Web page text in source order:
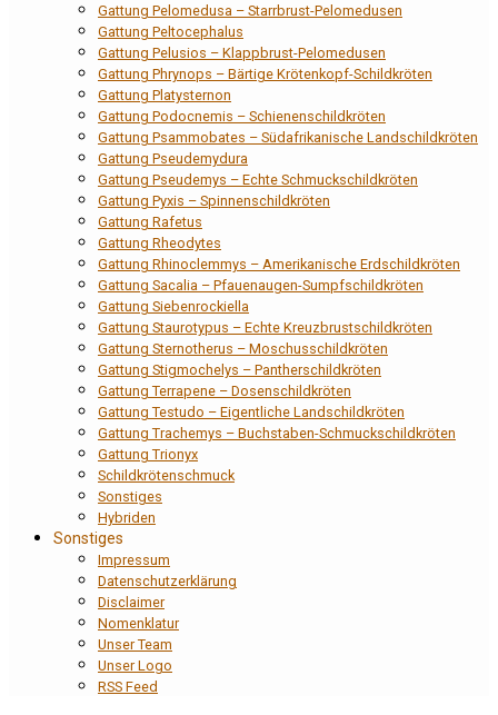
Gattung Pelomedusa – Starrbrust-Pelomedusen
Gattung Peltocephalus
Gattung Pelusios – Klappbrust-Pelomedusen
Gattung Phrynops – Bärtige Krötenkopf-Schildkröten
Gattung Platysternon
Gattung Podocnemis – Schienenschildkröten
Gattung Psammobates – Südafrikanische Landschildkröten
Gattung Pseudemydura
Gattung Pseudemys – Echte Schmuckschildkröten
Gattung Pyxis – Spinnenschildkröten
Gattung Rafetus
Gattung Rheodytes
Gattung Rhinoclemmys – Amerikanische Erdschildkröten
Gattung Sacalia – Pfauenaugen-Sumpfschildkröten
Gattung Siebenrockiella
Gattung Staurotypus – Echte Kreuzbrustschildkröten
Gattung Sternotherus – Moschusschildkröten
Gattung Stigmochelys – Pantherschildkröten
Gattung Terrapene – Dosenschildkröten
Gattung Testudo – Eigentliche Landschildkröten
Gattung Trachemys – Buchstaben-Schmuckschildkröten
Gattung Trionyx
Schildkrötenschmuck
Sonstiges
Hybriden
Sonstiges
Impressum
Datenschutzerklärung
Disclaimer
Nomenklatur
Unser Team
Unser Logo
RSS Feed